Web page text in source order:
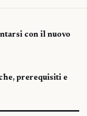
con il nuovo
prerequisiti e